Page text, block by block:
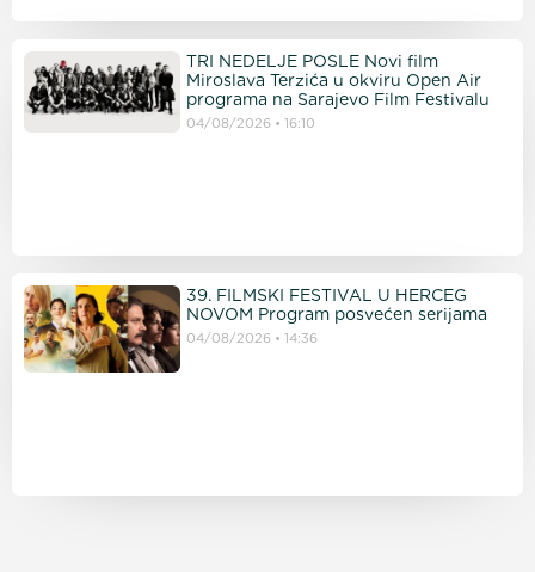
TRI NEDELJE POSLE Novi film
Miroslava Terzića u okviru Open Air
programa na Sarajevo Film Festivalu
04/08/2026 16:10
39. FILMSKI FESTIVAL U HERCEG
NOVOM Program posvećen serijama
04/08/2026 14:36